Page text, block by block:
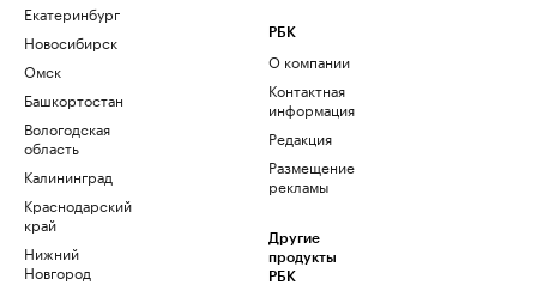
Екатеринбург
Новосибирск
Омск
Башкортостан
Вологодская
область
Калининград
Краснодарский
край
Нижний
Новгород
РБК
О компании
Контактная
информация
Редакция
Размещение
рекламы
Другие
продукты
РБК